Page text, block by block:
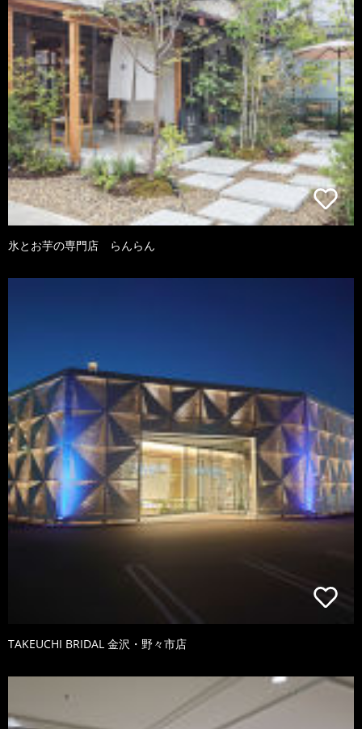
氷とお芋の専門店 らんらん
TAKEUCHI BRIDAL 金沢・野々市店